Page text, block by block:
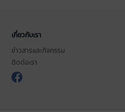
เกี่ยวกับเรา
ข่าวสารและกิจกรรม
ติดต่อเรา